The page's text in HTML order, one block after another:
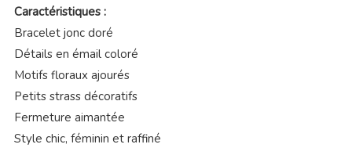
Caractéristiques :
Bracelet jonc doré
Détails en émail coloré
Motifs floraux ajourés
Petits strass décoratifs
Fermeture aimantée
Style chic, féminin et raffiné